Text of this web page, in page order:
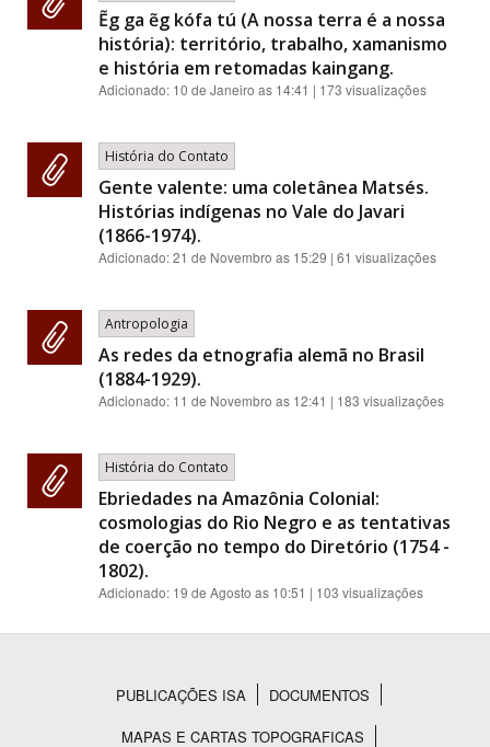
Ẽg ga ẽg kófa tú (A nossa terra é a nossa
história): território, trabalho, xamanismo
e história em retomadas kaingang.
Adicionado: 10 de Janeiro as 14:41 | 173 visualizações
História do Contato
Gente valente: uma coletânea Matsés.
Histórias indígenas no Vale do Javari
(1866-1974).
Adicionado:21 de Novembro as 15:29 | 61 visualizações
Antropologia
As redes da etnografia alemã no Brasil
(1884-1929).
Adicionado: 11 de Novembro as 12:41 | 183 visualizações
História do Contato
Ebriedades na Amazônia Colonial:
cosmologias do Rio Negro e as tentativas
de coerção no tempo do Diretório (1754 -
1802).
Adicionado: 19 de Agosto as 10:51 | 103 visualizações
Rodapé
PUBLICAÇÕES ISA
DOCUMENTOS
MAPAS E CARTAS TOPOGRAFICAS